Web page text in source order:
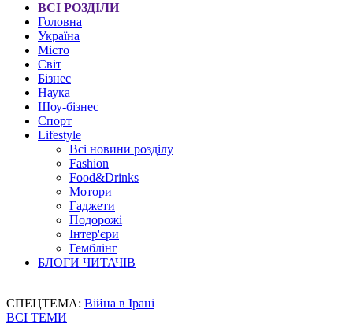
ВСІ РОЗДІЛИ
Головна
Україна
Місто
Світ
Бізнес
Наука
Шоу-бізнес
Спорт
Lifestyle
Всі новини розділу
Fashion
Food&Drinks
Мотори
Гаджети
Подорожі
Інтер'єри
Гемблінг
БЛОГИ ЧИТАЧІВ
СПЕЦТЕМА: Війна в Ірані
ВСІ ТЕМИ